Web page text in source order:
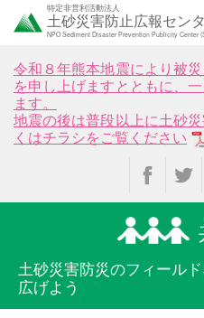
特定非営利活動法人
土砂災害防止広報セン
NPO Sediment Disaster Prevention Publicity Center
令和８年熊本地震により被
を申し上げますとともに、
ます。
地震の後は普段以上に土砂
くはチラシをご覧ください
土砂災害防災のフィールド
広げよう